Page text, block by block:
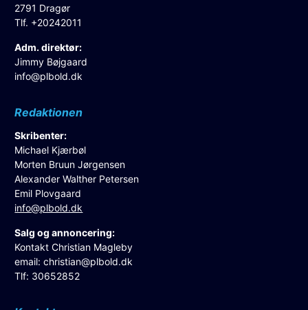
2791 Dragør
Tlf. +20242011
Adm. direktør:
Jimmy Bøjgaard
info@plbold.dk
Redaktionen
Skribenter:
Michael Kjærbøl
Morten Bruun Jørgensen
Alexander Walther Petersen
Emil Plovgaard
info@plbold.dk
Salg og annoncering:
Kontakt Christian Magleby
email:christian@plbold.dk
Tlf: 30652852